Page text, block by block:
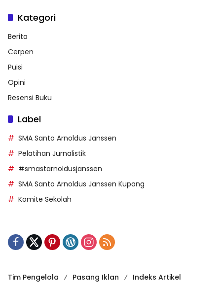
Kategori
Berita
Cerpen
Puisi
Opini
Resensi Buku
Label
SMA Santo Arnoldus Janssen
Pelatihan Jurnalistik
#smastarnoldusjanssen
SMA Santo Arnoldus Janssen Kupang
Komite Sekolah
Tim Pengelola Pasang Iklan Indeks Artikel